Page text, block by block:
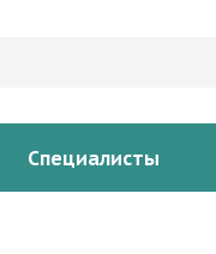
Специалисты